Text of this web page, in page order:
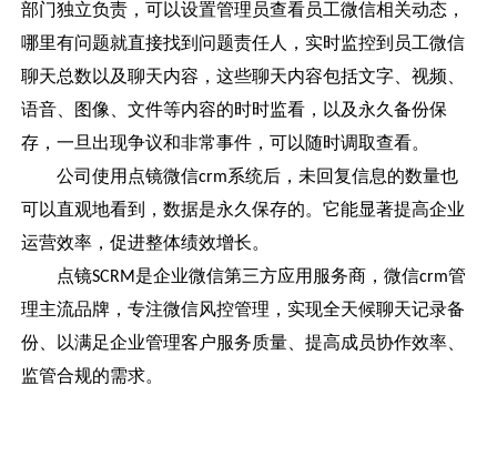
部门独立负责，可以设置管理员查看员工微信相关动态，
哪里有问题就直接找到问题责任人，实时监控到员工微信
聊天总数以及聊天内容，这些聊天内容包括文字、视频、
语音、图像、文件等内容的时时监看，以及永久备份保
存，一旦出现争议和非常事件，可以随时调取查看。
公司使用点镜微信crm系统后，未回复信息的数量也
可以直观地看到，数据是永久保存的。它能显著提高企业
运营效率，促进整体绩效增长。
点镜SCRM是企业微信第三方应用服务商，微信crm管
理主流品牌，专注微信风控管理，实现全天候聊天记录备
份、以满足企业管理客户服务质量、提高成员协作效率、
监管合规的需求。